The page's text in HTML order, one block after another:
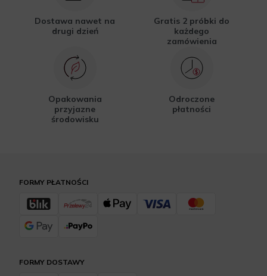
Dostawa nawet na
drugi dzień
Gratis 2 próbki do
każdego
zamówienia
Opakowania
przyjazne
środowisku
Odroczone
płatności
FORMY DOSTAWY
FORMY PŁATNOŚCI